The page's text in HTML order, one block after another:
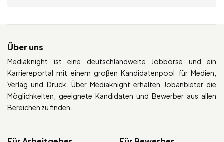
Über uns
Mediaknight ist eine deutschlandweite Jobbörse und ein
Karriereportal mit einem großen Kandidatenpool für Medien,
Verlag und Druck. Über Mediaknight erhalten Jobanbieter die
Möglichkeiten, geeignete Kandidaten und Bewerber aus allen
Bereichen zu finden.